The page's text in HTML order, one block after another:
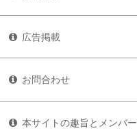
広告掲載
お問合わせ
本サイトの趣旨とメンバー